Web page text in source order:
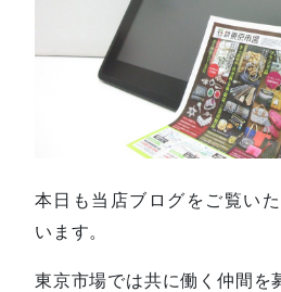
本日も当店ブログをご覧い
います。
東京市場では共に働く仲間を